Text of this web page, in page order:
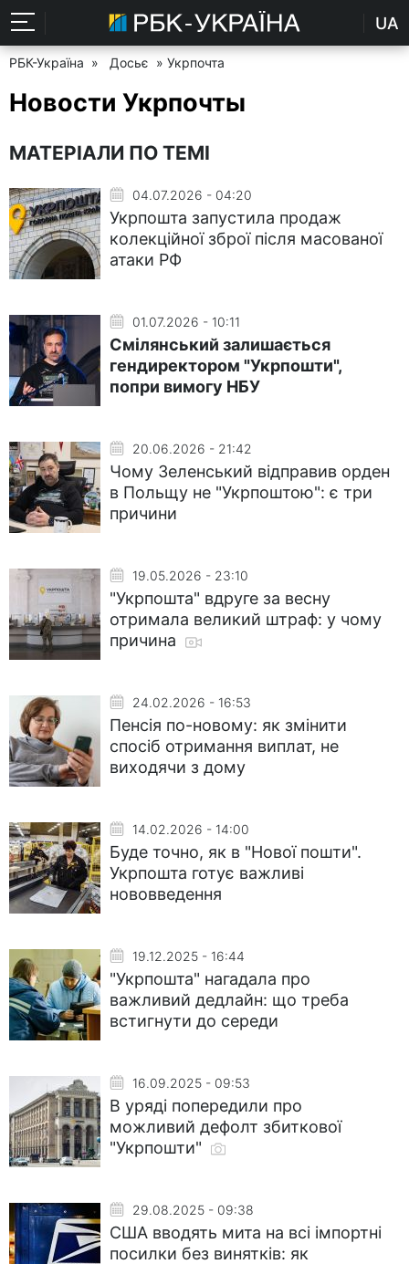
UA
РБК-Україна » Досьє » Укрпочта
Новости Укрпочты
МАТЕРІАЛИ ПО ТЕМІ
04.07.2026 - 04:20
Укрпошта запустила продаж
колекційної зброї після масованої
атаки РФ
01.07.2026 - 10:11
Смілянський залишається
гендиректором "Укрпошти",
попри вимогу НБУ
20.06.2026 - 21:42
Чому Зеленський відправив орден
в Польщу не "Укрпоштою": є три
причини
19.05.2026 - 23:10
"Укрпошта" вдруге за весну
отримала великий штраф: у чому
причина
24.02.2026 - 16:53
Пенсія по-новому: як змінити
спосіб отримання виплат, не
виходячи з дому
14.02.2026 - 14:00
Буде точно, як в "Нової пошти".
Укрпошта готує важливі
нововведення
19.12.2025 - 16:44
"Укрпошта" нагадала про
важливий дедлайн: що треба
встигнути до середи
16.09.2025 - 09:53
В уряді попередили про
можливий дефолт збиткової
"Укрпошти"
29.08.2025 - 09:38
США вводять мита на всі імпортні
посилки без винятків: як